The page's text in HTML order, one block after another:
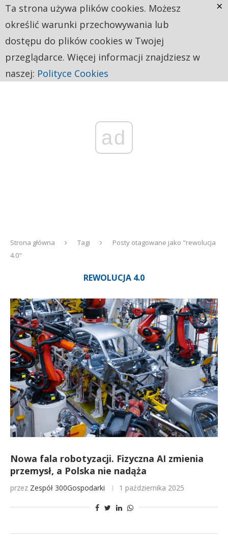
ad
Strona główna Tagi
Posty otagowane jako "rewolucja
4.0"
REWOLUCJA 4.0
Nowa fala robotyzacji. Fizyczna AI zmienia
przemysł, a Polska nie nadąża
przez Zespół 300Gospodarki 1 października 2025
Ta strona używa plików cookies. Możesz
określić warunki przechowywania lub
dostępu do plików cookies w Twojej
przeglądarce. Więcej informacji znajdziesz w
naszej: Polityce Cookies
×